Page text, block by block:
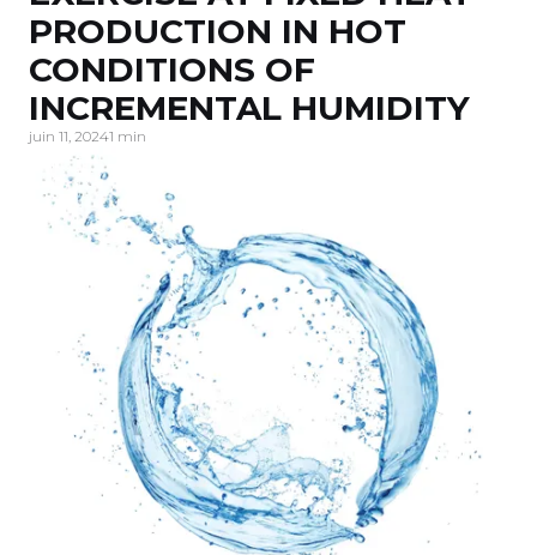
PRODUCTION IN HOT
CONDITIONS OF
INCREMENTAL HUMIDITY
juin 11, 20241 min